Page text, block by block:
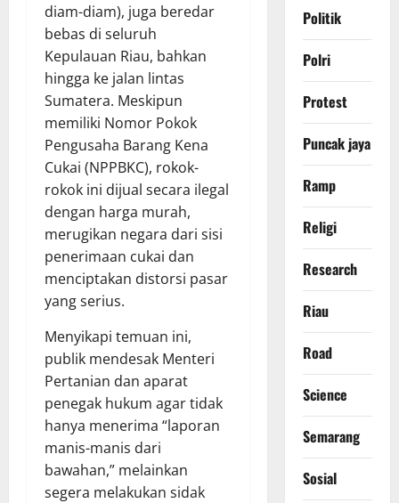
diam-diam), juga beredar
bebas di seluruh
Kepulauan Riau, bahkan
hingga ke jalan lintas
Sumatera. Meskipun
memiliki Nomor Pokok
Pengusaha Barang Kena
Cukai (NPPBKC), rokok-
rokok ini dijual secara ilegal
dengan harga murah,
merugikan negara dari sisi
penerimaan cukai dan
menciptakan distorsi pasar
yang serius.
Menyikapi temuan ini,
publik mendesak Menteri
Pertanian dan aparat
penegak hukum agar tidak
hanya menerima “laporan
manis-manis dari
bawahan,” melainkan
segera melakukan sidak
Politik
Polri
Protest
Puncak jaya
Ramp
Religi
Research
Riau
Road
Science
Semarang
Sosial